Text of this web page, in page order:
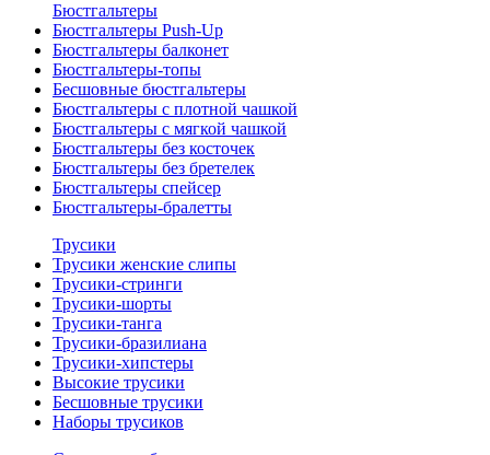
Бюстгальтеры
Бюстгальтеры Push-Up
Бюстгальтеры балконет
Бюстгальтеры-топы
Бесшовные бюстгальтеры
Бюстгальтеры с плотной чашкой
Бюстгальтеры с мягкой чашкой
Бюстгальтеры без косточек
Бюстгальтеры без бретелек
Бюстгальтеры спейсер
Бюстгальтеры-бралетты
Трусики
Трусики женские слипы
Трусики-стринги
Трусики-шорты
Трусики-танга
Трусики-бразилиана
Трусики-хипстеры
Высокие трусики
Бесшовные трусики
Наборы трусиков